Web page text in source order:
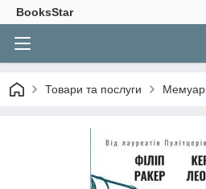
BooksStar
Товари та послуги